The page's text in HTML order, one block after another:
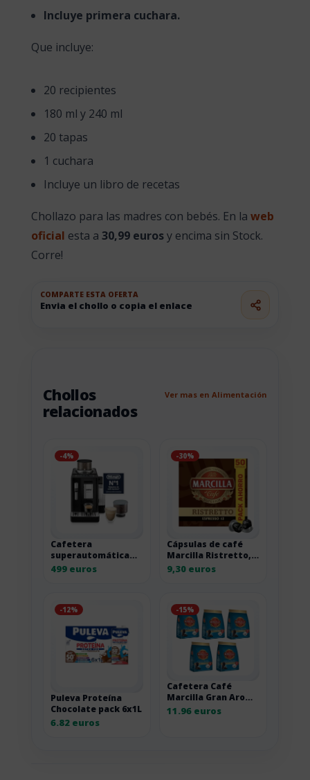
Incluye primera cuchara.
Que incluye:
20 recipientes
180 ml y 240 ml
20 tapas
1 cuchara
Incluye un libro de recetas
Chollazo para las madres con bebés. En la web
oficial esta a 30,99 eurosy encima sin Stock.
Corre!
COMPARTE ESTA OFERTA
Envia el chollo o copia el enlace
Chollos
relacionados
Ver mas en Alimentación
-4%
Cafetera
superautomática
De’Longhi Rivelia
499 euros
-30%
Cápsulas de café
Marcilla Ristretto,
pack ahorro 2 por
18,60 euros
9,30 euros
-12%
Puleva Proteína
Chocolate pack 6x1L
6.82 euros
-15%
Cafetera Café
Marcilla Gran Aroma
Descafeinado, pack
11.96 euros